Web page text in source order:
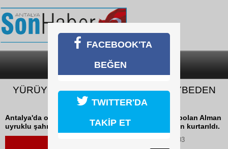
SON DAKİKA
YÜRÜYÜŞ SIRASINDA YOLUNU KAYBEDEN
TURİSTİ AFAD KURTARDI
Antalya'da ormanlık alanda yürüyüş yaparken kaybolan Alman
uyruklu şahıs AFAD ve Jandarma ekipleri tarafından kurtarıldı.
06 Haziran 2026 Cumartesi 10:03
FACEBOOK'TA
BEĞEN
TWITTER'DA
TAKİP ET